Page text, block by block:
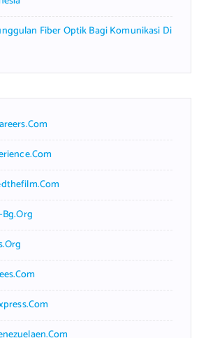
Fiber Optik Bagi Komunikasi Di
Bg.org